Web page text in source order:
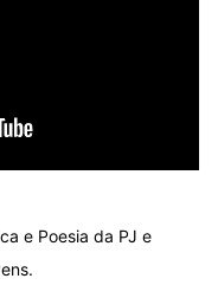
e Poesia da PJ e